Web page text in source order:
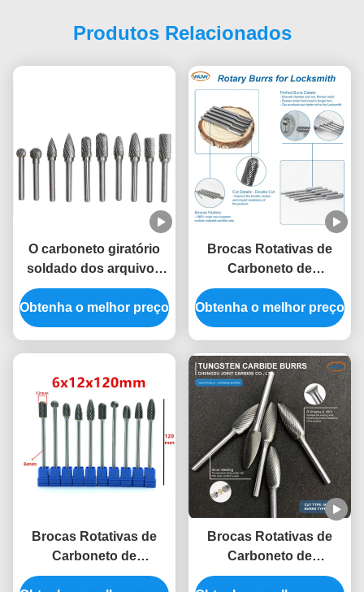
Produtos Relacionados
O carboneto giratório
soldado dos arquivos
do corte dobro esmerila
50000RPM ajustado
Obtenha o melhor preço
Brocas Rotativas de
Carboneto de
Tungstênio de 150mm
de Haste Longa para
Processamento de
Profundos com Brocas
de Retificadora de
Carboneto Extra
Longas
Obtenha o melhor preço
Brocas Rotativas de
Carboneto de
Tungstênio de Haste
Brocas Rotativas de
Carboneto de
Tungstênio Sinterizado